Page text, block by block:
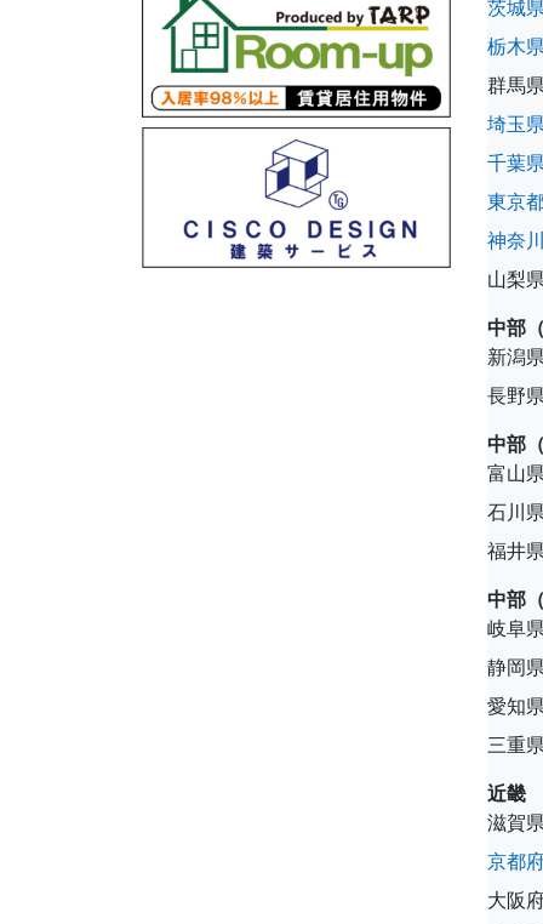
茨城県
栃木県
群馬県
埼玉県
千葉県
東京
神奈
山梨県
中部
新潟県
長野県
中部
富山県
石川県
福井県
中部
岐阜県
静岡県
愛知県
三重県
近畿
滋賀県
京都
大阪